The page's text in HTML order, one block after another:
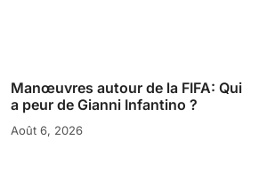
Manœuvres autour de la FIFA: Qui
a peur de Gianni Infantino ?
Août 6, 2026